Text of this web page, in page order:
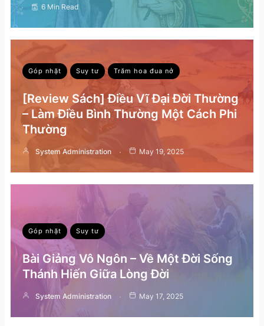
6 Min Read
Góp nhặt Suy tư Trăm hoa đua nở
[Review Sách] Điều Vĩ Đại Đời Thường
– Làm Điều Bình Thường Một Cách Phi
Thường
System Administration May 19, 2025
Góp nhặt Suy tư
Bài Giảng Vô Ngôn – Về Một Đời Sống
Thánh Hiến Giữa Lòng Đời
System Administration May 17, 2025